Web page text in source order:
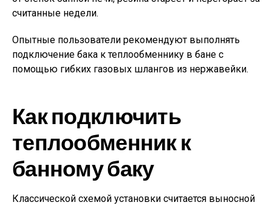
считанные недели.
Опытные пользователи рекомендуют выполнять
подключение бака к теплообменнику в бане с
помощью гибких газовых шлангов из нержавейки.
Как подключить
теплообменник к
банному баку
Классической схемой установки считается выносной